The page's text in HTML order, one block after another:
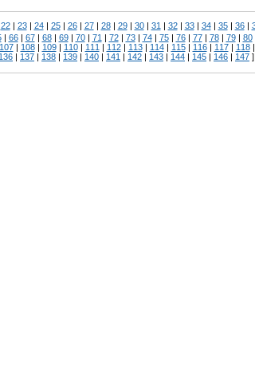
22| 23| 24| 25| 26| 27| 28| 29| 30| 31| 32| 33| 34| 35| 36|
| 66| 67| 68| 69| 70| 71 | 72| 73| 74| 75| 76| 77| 78| 79| 80
107| 108| 109| 110| 111 | 112| 113| 114| 115| 116| 117| 118|
137 138 139 140 141 142 143 144 145 146 147 ]